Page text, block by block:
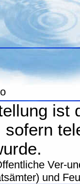
ist
sofern
Ver-
und